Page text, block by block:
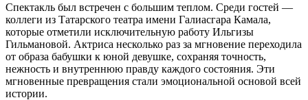
Спектакль был встречен с большим теплом. Среди гостей —
коллеги из Татарского театра имени Галиасгара Камала,
которые отметили исключительную работу Ильгизы
Гильмановой. Актриса несколько раз за мгновение переходила
от образа бабушки к юной девушке, сохраняя точность,
нежность и внутреннюю правду каждого состояния. Эти
мгновенные превращения стали эмоциональной основой всей
истории.